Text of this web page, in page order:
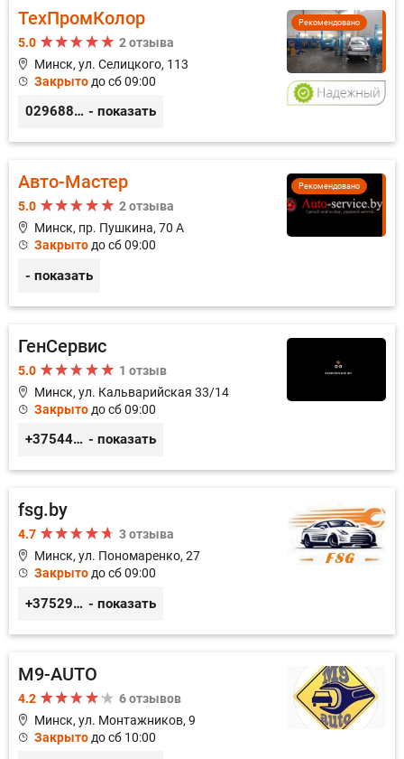
Рекомендовано
ТехПромКолор
5.0
2 отзыва
Минск, ул. Селицкого, 113
Закрыто до сб 09:00
0296889898 - показать
Рекомендовано
Авто-Мастер
5.0
2 отзыва
Минск, пр. Пушкина, 70 А
Закрыто до сб 09:00
- показать
ГенСервис
5.0
1 отзыв
Минск, ул. Кальварийская 33/14
Закрыто до сб 09:00
+375444649592 - показать
fsg.by
4.7
3 отзыва
Минск, ул. Пономаренко, 27
Закрыто до сб 09:00
+375291882338 - показать
M9-AUTO
4.2
6 отзывов
Минск, ул. Монтажников, 9
Закрыто до сб 10:00